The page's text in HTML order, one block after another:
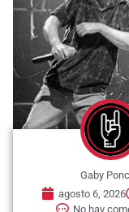
Gaby
agosto 6, 2026
No hay